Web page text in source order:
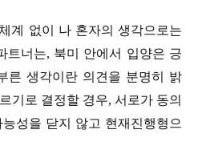
계 없이 나 혼자의 생각으로는
트너는, 북미 안에서 입양은 긍
른 생각이란 의견을 분명히 밝
기로 결정할 경우, 서로가 동의
성을 닫지 않고 현재진행형으